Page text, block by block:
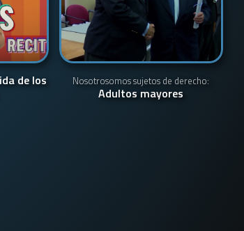
de los Nosotrosomos sujetos de derecho:
Adultos mayores